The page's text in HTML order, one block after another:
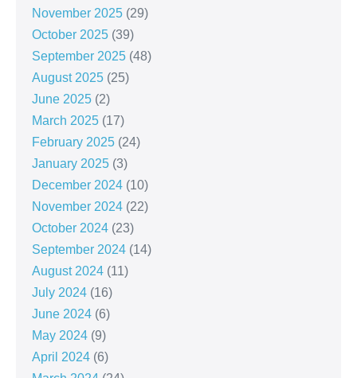
November 2025 (29)
October 2025 (39)
September 2025 (48)
August 2025 (25)
June 2025 (2)
March 2025 (17)
February 2025 (24)
January 2025 (3)
December 2024 (10)
November 2024 (22)
October 2024 (23)
September 2024 (14)
August 2024 (11)
July 2024 (16)
June 2024 (6)
May 2024 (9)
April 2024 (6)